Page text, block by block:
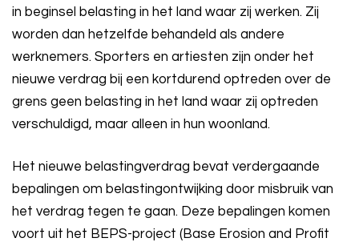
in beginsel belasting in het land waar zij werken. Zij
worden dan hetzelfde behandeld als andere
werknemers. Sporters en artiesten zijn onder het
nieuwe verdrag bij een kortdurend optreden over de
grens geen belasting in het land waar zij optreden
verschuldigd, maar alleen in hun woonland.
Het nieuwe belastingverdrag bevat verdergaande
bepalingen om belastingontwijking door misbruik van
het verdrag tegen te gaan. Deze bepalingen komen
voort uit het BEPS-project (Base Erosion and Profit